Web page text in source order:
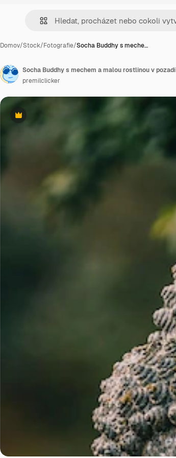
Domov/Stock/Fotografie/Socha Buddhy s meche…
Premium
Socha Buddhy s mechem a malou rostlinou v pozadí
premilclicker